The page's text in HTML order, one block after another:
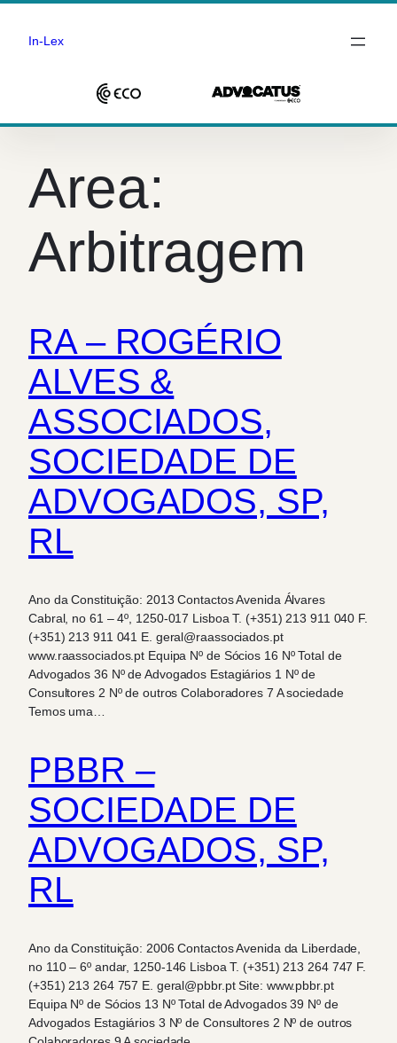
Saltar
conteúdo
In-Lex
Area:
Arbitragem
RA – ROGÉRIO
ALVES &
ASSOCIADOS,
SOCIEDADE DE
ADVOGADOS, SP,
RL
Ano da Constituição: 2013 Contactos Avenida Álvares
Cabral, no 61 – 4º, 1250-017 Lisboa T. (+351) 213 911 040 F.
(+351) 213 911 041 E. geral@raassociados.pt
www.raassociados.pt Equipa Nº de Sócios 16 Nº Total de
Advogados 36 Nº de Advogados Estagiários 1 Nº de
Consultores 2 Nº de outros Colaboradores 7 A sociedade
Temos uma…
PBBR –
SOCIEDADE DE
ADVOGADOS, SP,
RL
Ano da Constituição: 2006 Contactos Avenida da Liberdade,
no 110 – 6º andar, 1250-146 Lisboa T. (+351) 213 264 747 F.
(+351) 213 264 757 E. geral@pbbr.pt Site: www.pbbr.pt
Equipa Nº de Sócios 13 Nº Total de Advogados 39 Nº de
Advogados Estagiários 3 Nº de Consultores 2 Nº de outros